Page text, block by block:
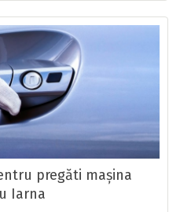
pregăti mașina
Iarna